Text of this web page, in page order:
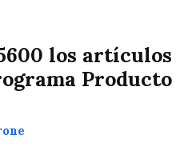
los artículos
Producto